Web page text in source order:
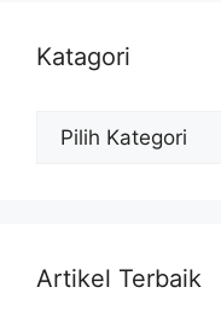
Katagori
Katagori
Artikel Terbaik